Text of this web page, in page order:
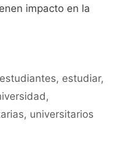
impacto en la
estudiantes, estudiar,
,
, universitarios